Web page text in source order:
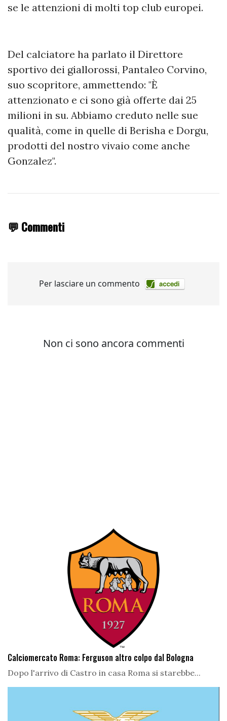
se le attenzioni di molti top club europei.
Del calciatore ha parlato il Direttore
sportivo dei giallorossi, Pantaleo Corvino,
suo scopritore, ammettendo: "È
attenzionato e ci sono già offerte dai 25
milioni in su. Abbiamo creduto nelle sue
qualità, come in quelle di Berisha e Dorgu,
prodotti del nostro vivaio come anche
Gonzalez".
💬 Commenti
Calciomercato Roma: Ferguson altro colpo dal Bologna
Dopo l'arrivo di Castro in casa Roma si starebbe...